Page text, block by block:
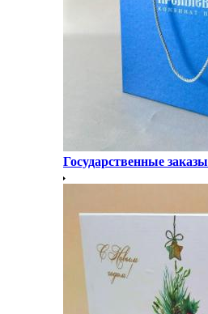
Государственные заказы